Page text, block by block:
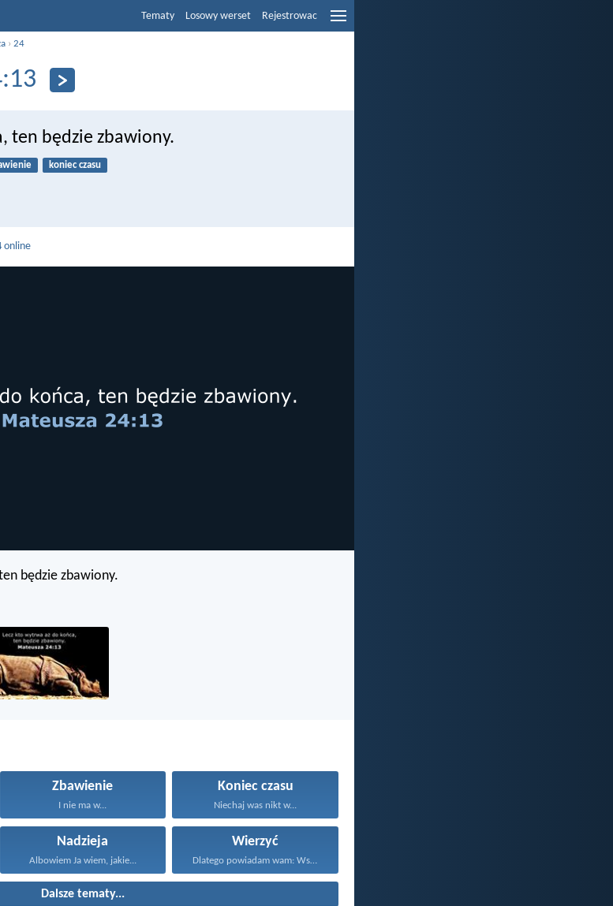
Tematy Losowy werset Rejestrowac
›24
ten będzie zbawiony.
koniec czasu
online
będzie zbawiony.
Zbawienie
I nie ma w...
Koniec czasu
Niechaj was nikt w...
Nadzieja
Albowiem Ja wiem, jakie...
Wierzyć
Dlatego powiadam wam: Wszystko...
Dalsze tematy...